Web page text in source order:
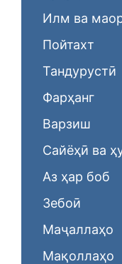
Илм ва
Пойтахт
Тандурустӣ
Фарҳанг
Варзиш
Сайёҳӣ ва
Аз ҳар боб
Зебоӣ
Маҷаллаҳо
Мақоллаҳо